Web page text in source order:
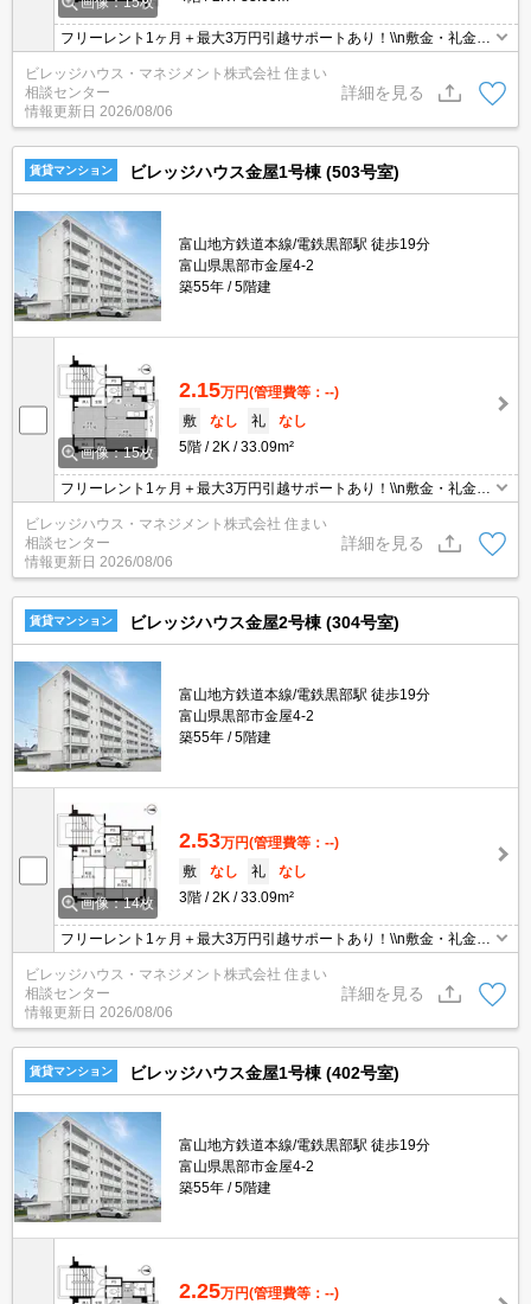
フリーレント1ヶ月＋最大3万円引越サポートあり！\\n敷金・礼金・
かりする場合がございます。
ビレッジハウス・マネジメント株式会社 住まい
相談センター
情報更新日 2026/08/06
詳細を見る
賃貸マンション ビレッジハウス金屋1号棟 (503号室)
富山地方鉄道本線/電鉄黒部駅 徒歩19分
富山県黒部市金屋4-2
築55年
5階建
画像：15枚
2.15万円(管理費等：--)
敷
なし 礼
なし
5階
2K 33.09m²
フリーレント1ヶ月＋最大3万円引越サポートあり！\\n敷金・礼金・
かりする場合がございます。
ビレッジハウス・マネジメント株式会社 住まい
相談センター
情報更新日 2026/08/06
詳細を見る
賃貸マンション ビレッジハウス金屋2号棟 (304号室)
富山地方鉄道本線/電鉄黒部駅 徒歩19分
富山県黒部市金屋4-2
築55年
5階建
画像：14枚
2.53万円(管理費等：--)
敷
なし 礼
なし
3階
2K 33.09m²
フリーレント1ヶ月＋最大3万円引越サポートあり！\\n敷金・礼金・
かりする場合がございます。
ビレッジハウス・マネジメント株式会社 住まい
相談センター
情報更新日 2026/08/06
詳細を見る
賃貸マンション ビレッジハウス金屋1号棟 (402号室)
富山地方鉄道本線/電鉄黒部駅 徒歩19分
富山県黒部市金屋4-2
築55年
5階建
2.25万円(管理費等：--)